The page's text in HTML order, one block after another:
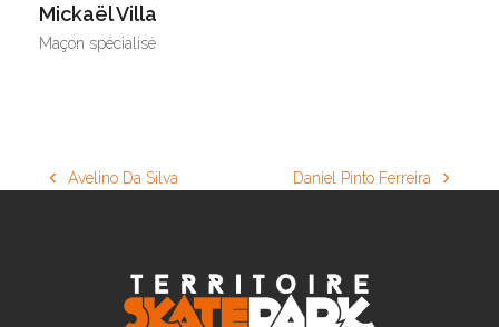
Mickaël Villa
Maçon spécialisé
previous
Avelino Da Silva
next
Daniel Pinto Ferreira